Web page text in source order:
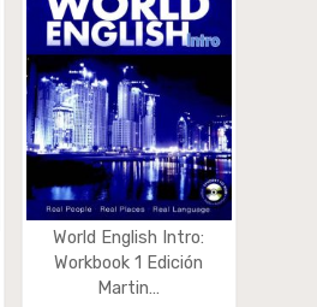
World English Intro:
Workbook 1 Edición
Martin…